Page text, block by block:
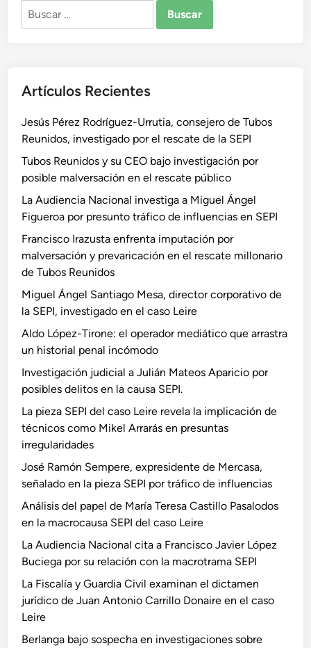
Buscar:
Artículos Recientes
Jesús Pérez Rodríguez-Urrutia, consejero de Tubos
Reunidos, investigado por el rescate de la SEPI
Tubos Reunidos y su CEO bajo investigación por
posible malversación en el rescate público
La Audiencia Nacional investiga a Miguel Ángel
Figueroa por presunto tráfico de influencias en SEPI
Francisco Irazusta enfrenta imputación por
malversación y prevaricación en el rescate millonario
de Tubos Reunidos
Miguel Ángel Santiago Mesa, director corporativo de
la SEPI, investigado en el caso Leire
Aldo López-Tirone: el operador mediático que arrastra
un historial penal incómodo
Investigación judicial a Julián Mateos Aparicio por
posibles delitos en la causa SEPI.
La pieza SEPI del caso Leire revela la implicación de
técnicos como Mikel Arrarás en presuntas
irregularidades
José Ramón Sempere, expresidente de Mercasa,
señalado en la pieza SEPI por tráfico de influencias
Análisis del papel de María Teresa Castillo Pasalodos
en la macrocausa SEPI del caso Leire
La Audiencia Nacional cita a Francisco Javier López
Buciega por su relación con la macrotrama SEPI
La Fiscalía y Guardia Civil examinan el dictamen
jurídico de Juan Antonio Carrillo Donaire en el caso
Leire
Berlanga bajo sospecha en investigaciones sobre